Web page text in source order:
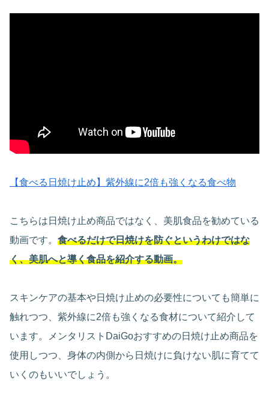
【食べる日焼け止め】紫外線に2倍も強くなる食べ物
こちらは日焼け止め商品ではなく、美肌食品を勧めている
動画です。 食べるだけで日焼けを防ぐというわけではな
く、美肌へと導く食品を紹介する動画。
スキンケアの基本や日焼け止めの必要性についても簡単に
触れつつ、紫外線に2倍も強くなる食材について紹介して
います。メンタリストDaiGoおすすめの日焼け止め商品を
使用しつつ、身体の内側から日焼けに負けない肌に育てて
いくのもいいでしょう。